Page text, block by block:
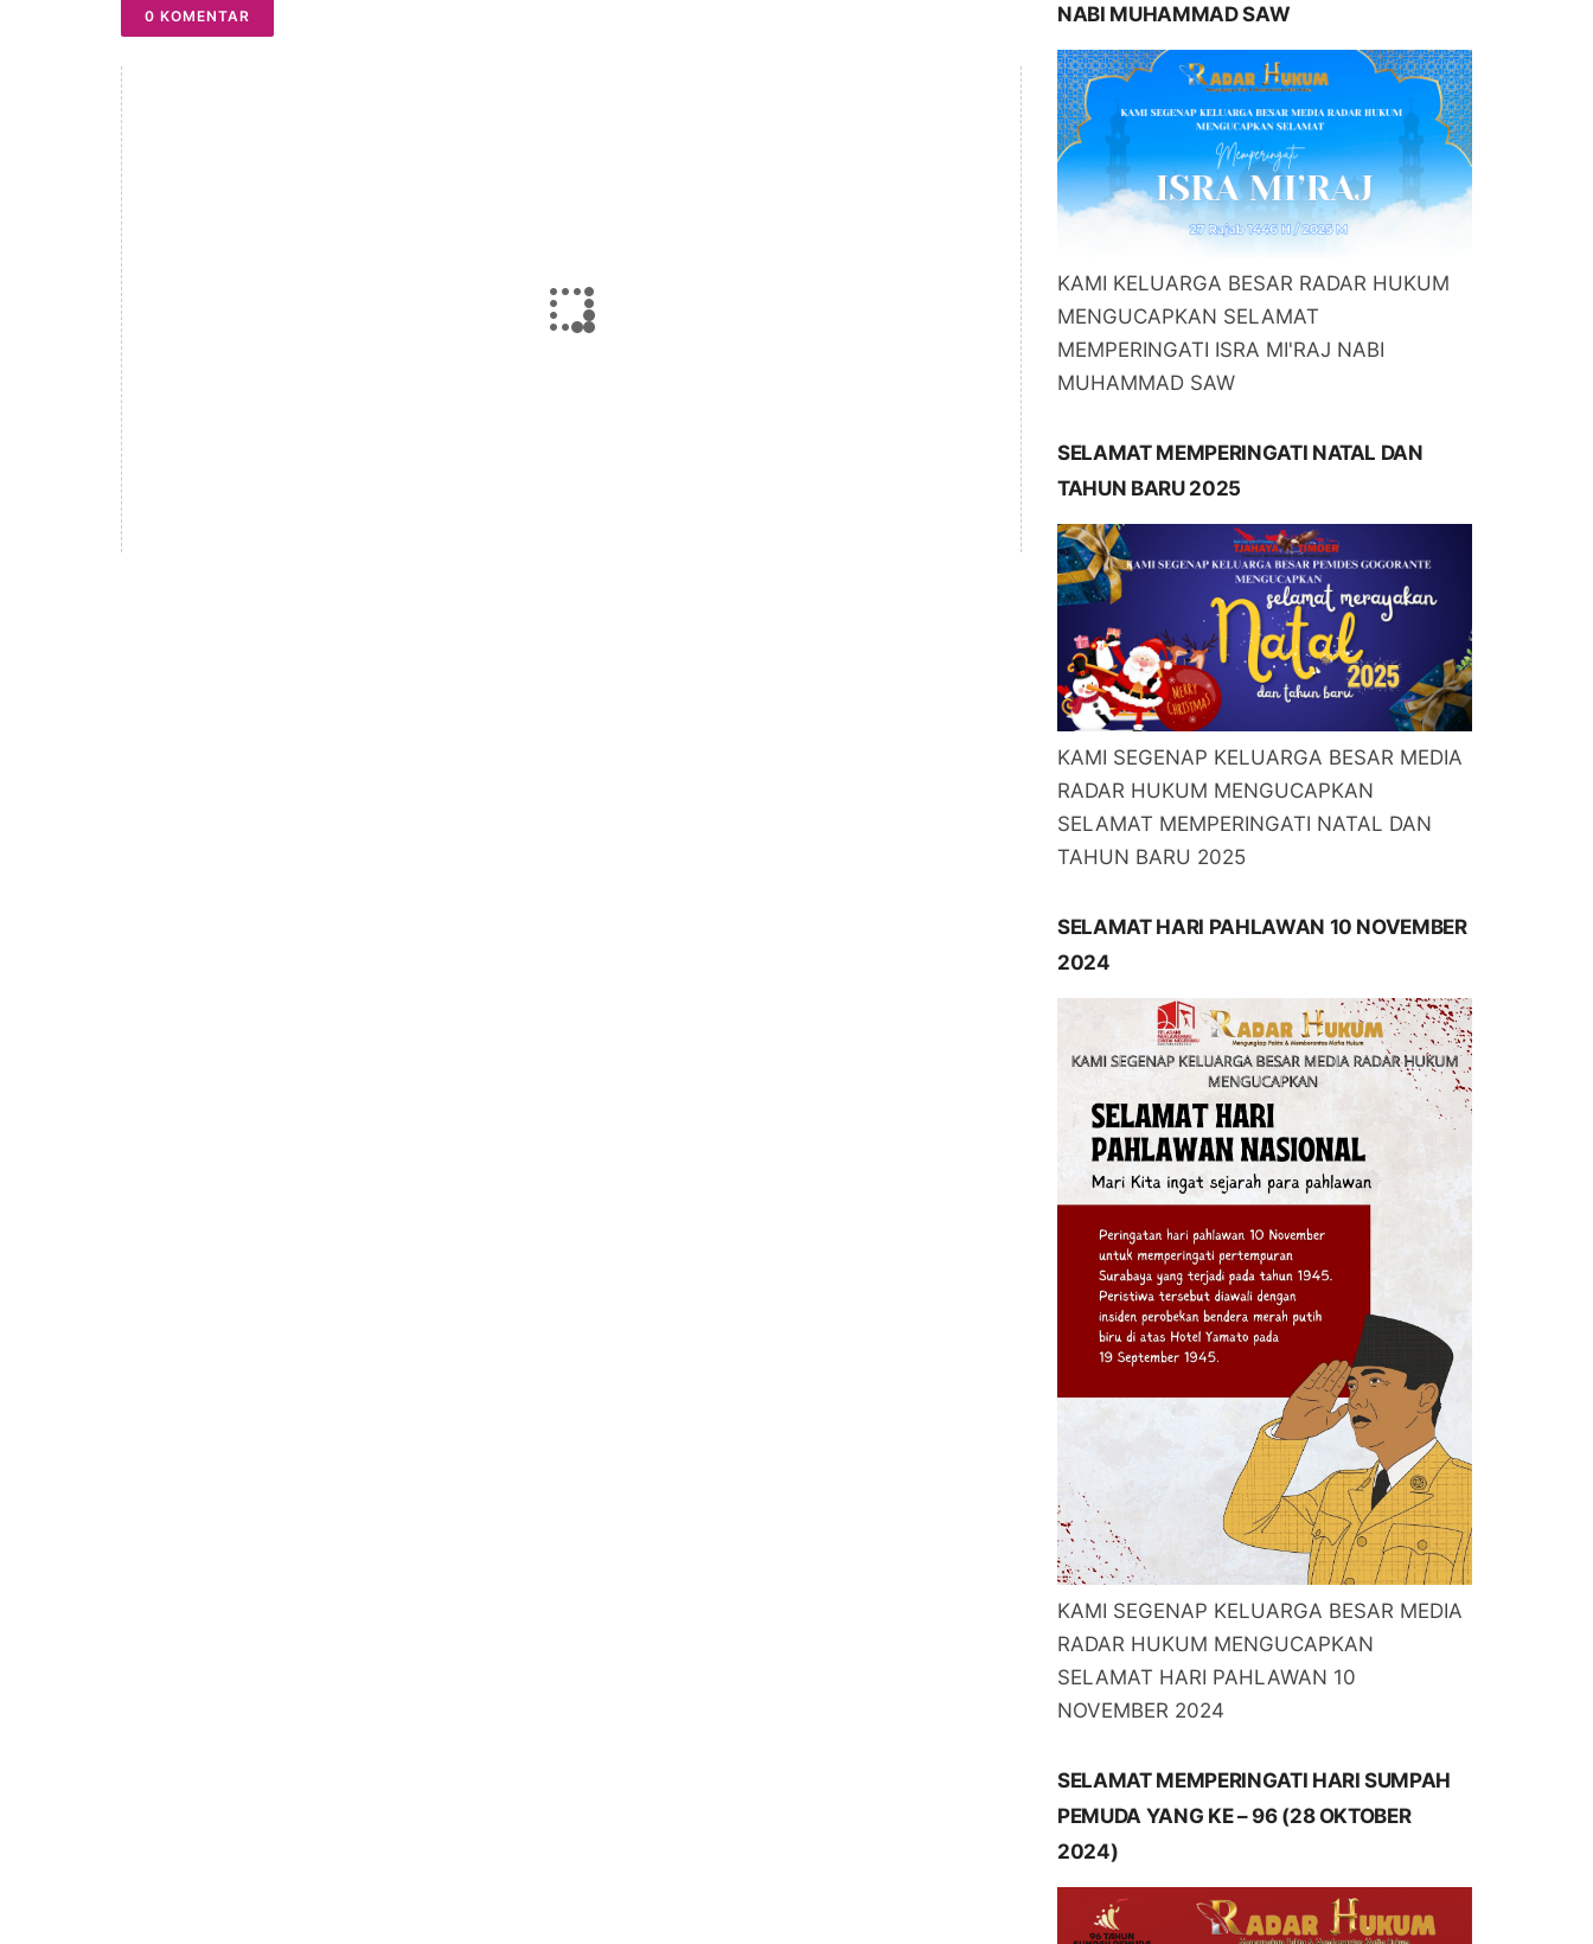
0 KOMENTAR
NABI MUHAMMAD SAW
KAMI KELUARGA BESAR RADAR HUKUM
MENGUCAPKAN SELAMAT
MEMPERINGATI ISRA MI'RAJ NABI
MUHAMMAD SAW
SELAMAT MEMPERINGATI NATAL DAN
TAHUN BARU 2025
KAMI SEGENAP KELUARGA BESAR MEDIA
RADAR HUKUM MENGUCAPKAN
SELAMAT MEMPERINGATI NATAL DAN
TAHUN BARU 2025
SELAMAT HARI PAHLAWAN 10 NOVEMBER
2024
KAMI SEGENAP KELUARGA BESAR MEDIA
RADAR HUKUM MENGUCAPKAN
SELAMAT HARI PAHLAWAN 10
NOVEMBER 2024
SELAMAT MEMPERINGATI HARI SUMPAH
PEMUDA YANG KE – 96 (28 OKTOBER
2024)